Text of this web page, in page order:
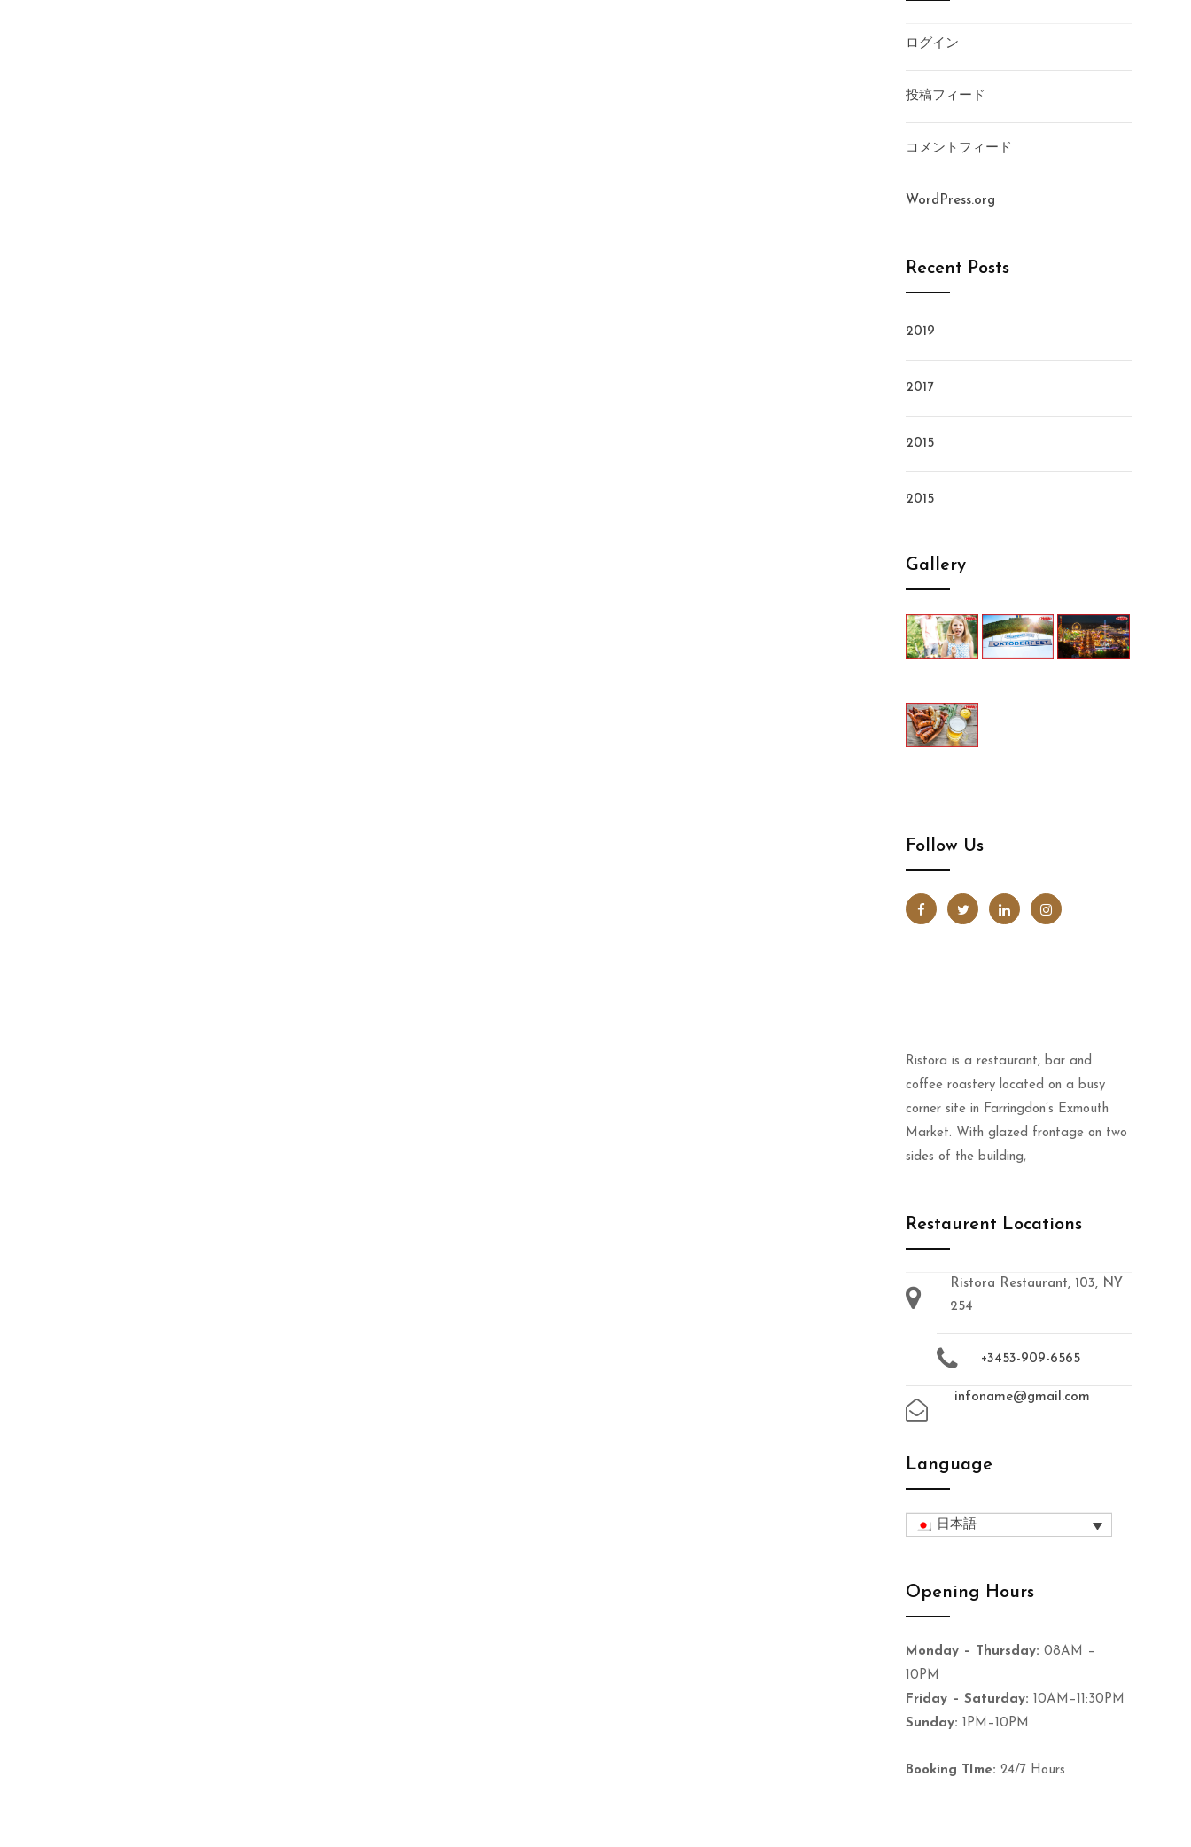
ログイン
投稿フィード
コメントフィード
WordPress.org
Recent Posts
2019
2017
2015
2015
Gallery
Follow Us
Ristora is a restaurant, bar and
coffee roastery located on a busy
corner site in Farringdon’s Exmouth
Market. With glazed frontage on two
sides of the building,
Restaurent Locations
Ristora Restaurant, 103, NY
254
+3453-909-6565
infoname@gmail.com
Language
日本語
Opening Hours
Monday – Thursday: 08AM –
10PM
Friday – Saturday: 10AM–11:30PM
Sunday: 1PM–10PM
Booking TIme: 24/7 Hours